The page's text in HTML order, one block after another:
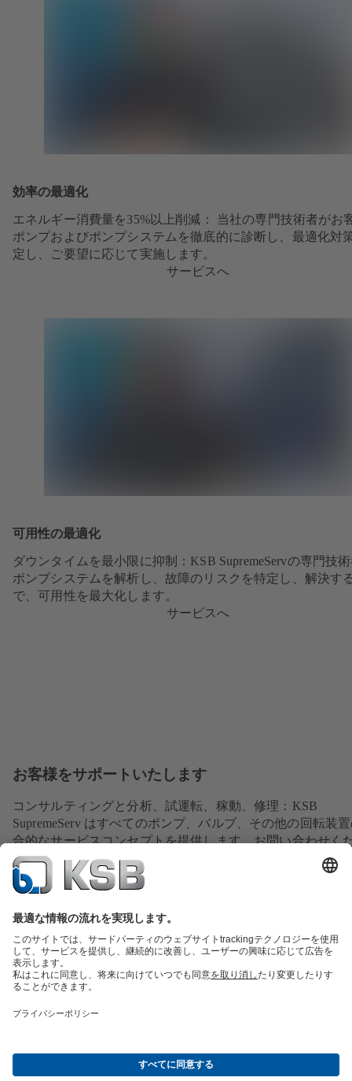
効率の最適化
エネルギー消費量を35%以上削減： 当社の専門技術者がお
ポンプおよびポンプシステムを徹底的に診断し、最適化対
定し、ご要望に応じて実施します。
サービスへ
可用性の最適化
ダウンタイムを最小限に抑制：KSB SupremeServの専門技
ポンプシステムを解析し、故障のリスクを特定し、解決す
で、可用性を最大化します。
サービスへ
お客様をサポートいたします
コンサルティングと分析、試運転、稼動、修理：KSB
SupremeServ はすべてのポンプ、バルブ、その他の回転装
合的なサービスコンセプトを提供します。お問い合わせく
い。
サービスの概要ツール